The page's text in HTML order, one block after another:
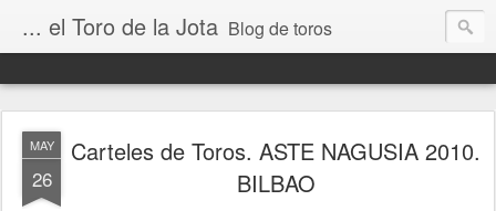
... el Toro de la Jota Blog de toros
MAY
26
Carteles de Toros. ASTE NAGUSIA 2010.
BILBAO